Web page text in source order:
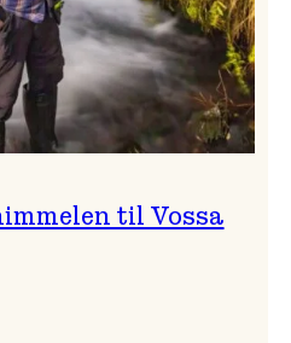
til Vossa